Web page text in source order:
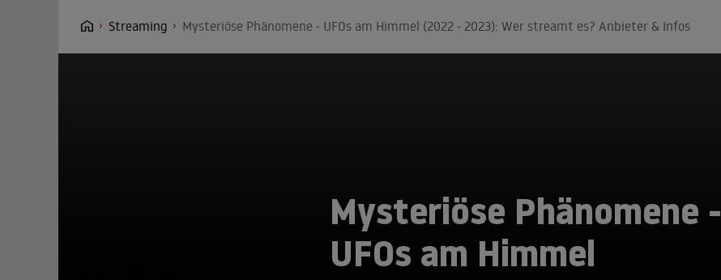
Streaming Mysteriöse Phänomene - UFOs am Himmel (2022 - 2023): Wer streamt es? Anbieter & Infos
Mysteriöse Phänomene -
UFOs am Himmel